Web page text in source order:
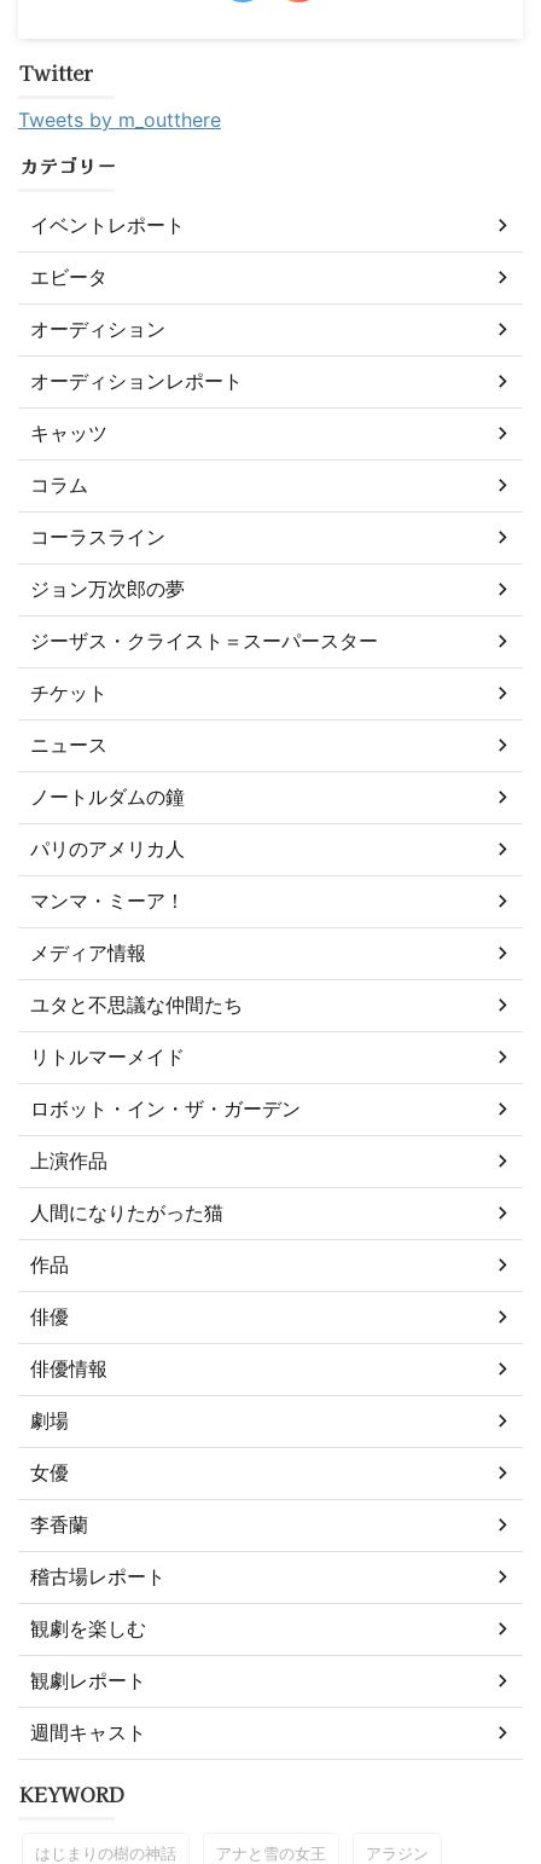
Twitter
Tweets by m_outthere
カテゴリー
イベントレポート
エビータ
オーディション
オーディションレポート
キャッツ
コラム
コーラスライン
ジョン万次郎の夢
ジーザス・クライスト＝スーパースター
チケット
ニュース
ノートルダムの鐘
パリのアメリカ人
マンマ・ミーア！
メディア情報
ユタと不思議な仲間たち
リトルマーメイド
ロボット・イン・ザ・ガーデン
上演作品
人間になりたがった猫
作品
俳優
俳優情報
劇場
女優
李香蘭
稽古場レポート
観劇を楽しむ
観劇レポート
週間キャスト
KEYWORD
はじまりの樹の神話 アナと雪の女王 アラジン